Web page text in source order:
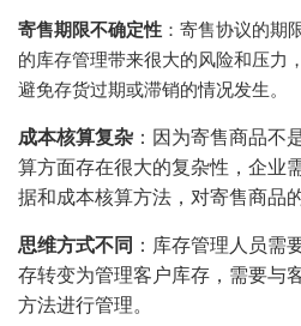
寄售期限不确定性 ：寄售协议的期
的库存管理带来很大的风险和压力
避免存货过期或滞销的情况发生。
成本核算复杂 ：因为寄售商品不
算方面存在很大的复杂性，企业
据和成本核算方法，对寄售商品
思维方式不同 ：库存管理人员需
存转变为管理客户库存，需要与
方法进行管理。